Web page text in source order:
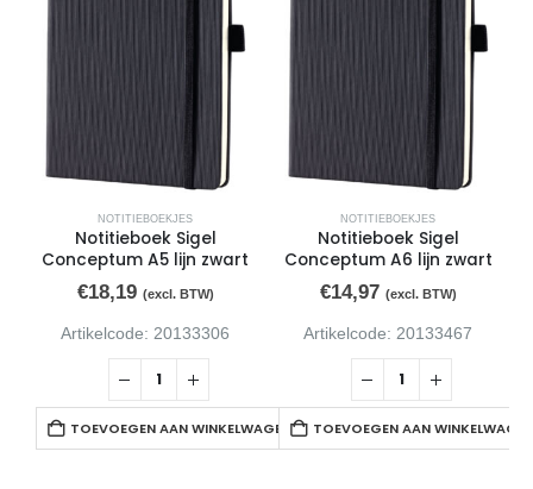
NOTITIEBOEKJES
Notitieboek Sigel
Conceptum A5 lijn zwart
€18,19 (excl. BTW)
Artikelcode: 20133306
TOEVOEGEN AAN WINKELWAGEN
NOTITIEBOEKJES
Notitieboek Sigel
Conceptum A6 lijn zwart
€14,97 (excl. BTW)
Artikelcode: 20133467
TOEVOEGEN AAN